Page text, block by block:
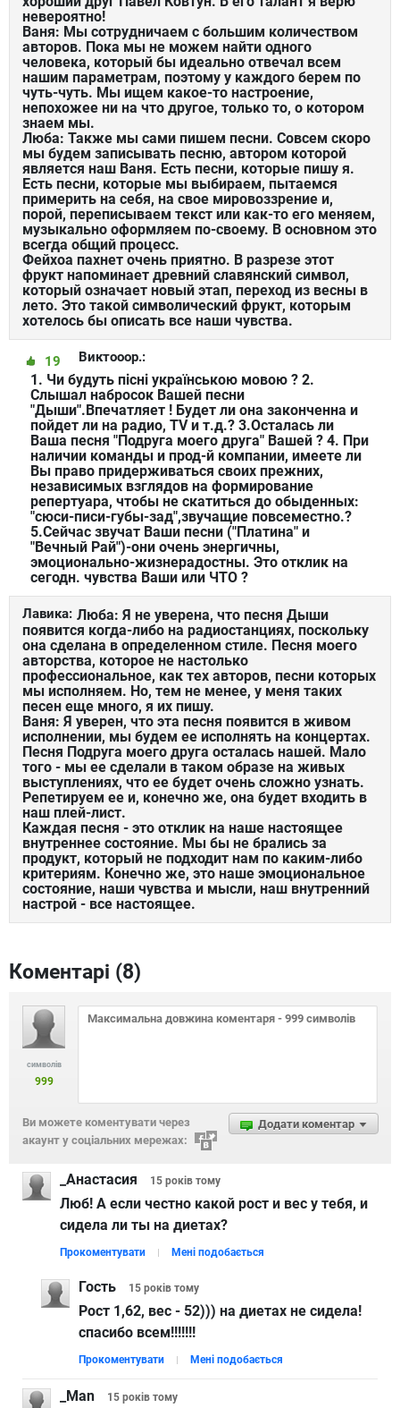
невероятно!
Ваня: Мы сотрудничаем с большим количеством
авторов. Пока мы не можем найти одного
человека, который бы идеально отвечал всем
нашим параметрам, поэтому у каждого берем по
чуть-чуть. Мы ищем какое-то настроение,
непохожее ни на что другое, только то, о котором
знаем мы.
Люба: Также мы сами пишем песни. Совсем скоро
мы будем записывать песню, автором которой
является наш Ваня. Есть песни, которые пишу я.
Есть песни, которые мы выбираем, пытаемся
примерить на себя, на свое мировоззрение и,
порой, переписываем текст или как-то его меняем,
музыкально оформляем по-своему. В основном это
всегда общий процесс.
Фейхоа пахнет очень приятно. В разрезе этот
фрукт напоминает древний славянский символ,
который означает новый этап, переход из весны в
лето. Это такой символический фрукт, которым
хотелось бы описать все наши чувства.
Виктооор.:
19
1. Чи будуть пісні українською мовою ? 2.
Cлышал набросок Вашей песни
"Дыши".Впечатляет ! Будет ли она законченна и
пойдет ли на радио, TV и т.д.? 3.Осталась ли
Ваша песня "Подруга моего друга" Вашей ? 4. При
наличии команды и прод-й компании, имеете ли
Вы право придерживаться своих прежних,
независимых взглядов на формирование
репертуара, чтобы не скатиться до обыденных:
"сюси-писи-губы-зад",звучащие повсеместно.?
5.Сейчас звучат Ваши песни ("Платина" и
"Вечный Рай")-они очень энергичны,
эмоционально-жизнерадостны. Это отклик на
сегодн. чувства Ваши или ЧТО ?
Лавика: Люба: Я не уверена, что песня Дыши
появится когда-либо на радиостанциях, поскольку
она сделана в определенном стиле. Песня моего
авторства, которое не настолько
профессиональное, как тех авторов, песни которых
мы исполняем. Но, тем не менее, у меня таких
песен еще много, я их пишу.
Ваня: Я уверен, что эта песня появится в живом
исполнении, мы будем ее исполнять на концертах.
Песня Подруга моего друга осталась нашей. Мало
того - мы ее сделали в таком образе на живых
выступлениях, что ее будет очень сложно узнать.
Репетируем ее и, конечно же, она будет входить в
наш плей-лист.
Каждая песня - это отклик на наше настоящее
внутреннее состояние. Мы бы не брались за
продукт, который не подходит нам по каким-либо
критериям. Конечно же, это наше эмоциональное
состояние, наши чувства и мысли, наш внутренний
настрой - все настоящее.
Коментарі (8)
символів
999
Додати коментар
Ви можете коментувати через
акаунт у соціальних мережах:
_Анастасия 15 років тому
Люб! А если честно какой рост и вес у тебя, и
сидела ли ты на диетах?
Прокоментувати Мені подобається
Гость 15 років тому
Рост 1,62, вес - 52))) на диетах не сидела!
спасибо всем!!!!!!!
Прокоментувати Мені подобається
_Man 15 років тому